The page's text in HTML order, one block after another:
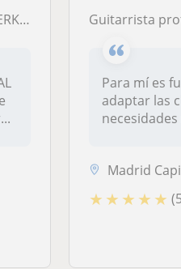
Guitarrista profesional da clases de
Para mí es
adaptar las
Madrid
★ ★ ★ ★ ★